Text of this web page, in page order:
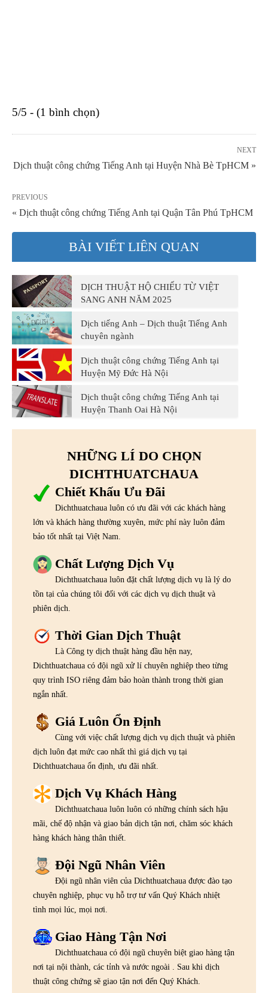
5/5 - (1 bình chọn)
NEXT
Dịch thuật công chứng Tiếng Anh tại Huyện Nhà Bè TpHCM »
PREVIOUS
« Dịch thuật công chứng Tiếng Anh tại Quận Tân Phú TpHCM
BÀI VIẾT LIÊN QUAN
DỊCH THUẬT HỘ CHIẾU TỪ VIỆT
SANG ANH NĂM 2025
Dịch tiếng Anh – Dịch thuật Tiếng Anh
chuyên ngành
Dịch thuật công chứng Tiếng Anh tại
Huyện Mỹ Đức Hà Nội
Dịch thuật công chứng Tiếng Anh tại
Huyện Thanh Oai Hà Nội
NHỮNG LÍ DO CHỌN
DICHTHUATCHAUA
Chiết Khấu Ưu Đãi
Dichthuatchaua luôn có ưu đãi với các khách hàng
lớn và khách hàng thường xuyên, mức phí này luôn đảm
bảo tốt nhất tại Việt Nam.
Chất Lượng Dịch Vụ
Dichthuatchaua luôn đặt chất lượng dịch vụ là lý do
tồn tại của chúng tôi đối với các dịch vụ dịch thuật và
phiên dịch.
Thời Gian Dịch Thuật
Là Công ty dịch thuật hàng đầu hện nay,
Dichthuatchaua có đội ngũ xử lí chuyên nghiệp theo từng
quy trình ISO riêng đảm bảo hoàn thành trong thời gian
ngắn nhất.
Giá Luôn Ổn Định
Cùng với việc chất lượng dịch vụ dịch thuật và phiên
dịch luôn đạt mức cao nhất thì giá dịch vụ tại
Dichthuatchaua ổn định, ưu đãi nhất.
Dịch Vụ Khách Hàng
Dichthuatchaua luôn luôn có những chính sách hậu
mãi, chế độ nhận và giao bản dịch tận nơi, chăm sóc khách
hàng khách hàng thân thiết.
Đội Ngũ Nhân Viên
Đội ngũ nhân viên của Dichthuatchaua được đào tạo
chuyên nghiệp, phục vụ hỗ trợ tư vấn Quý Khách nhiệt
tình mọi lúc, mọi nơi.
Giao Hàng Tận Nơi
Dichthuatchaua có đội ngũ chuyên biệt giao hàng tận
nơi tại nội thành, các tỉnh và nước ngoài . Sau khi dịch
thuật công chứng sẽ giao tận nơi đến Quý Khách.